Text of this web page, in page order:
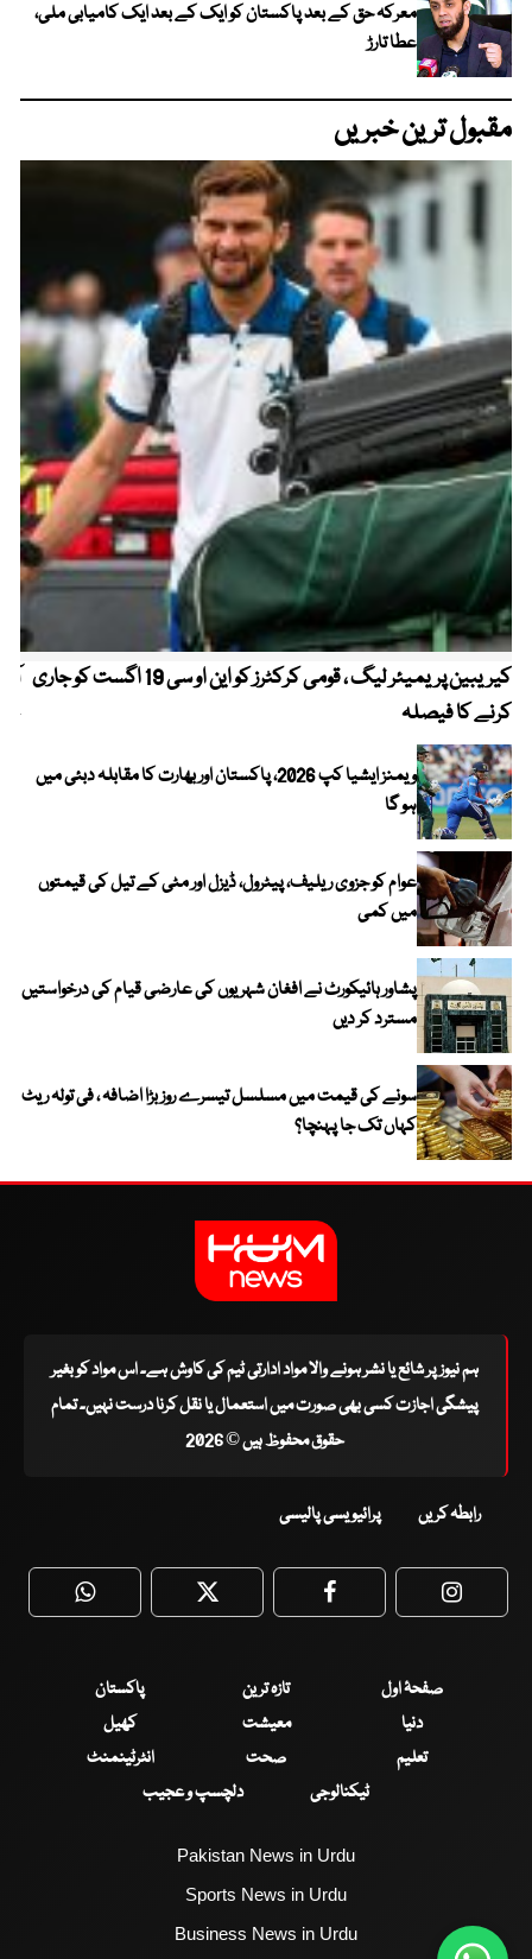
معرکہ حق کے بعد پاکستان کو ایک کے بعد ایک کامیابی ملی،
عطا تارڑ
مقبول ترین خبریں
کیریبین پریمیئر لیگ ، قومی کرکٹرز کو این او سی 19 اگست کو جاری
کرنے کا فیصلہ
ویمنز ایشیا کپ 2026، پاکستان اور بھارت کا مقابلہ دبئی میں
ہو گا
عوام کو جزوی ریلیف، پیٹرول، ڈیزل اور مٹی کے تیل کی قیمتوں
میں کمی
پشاور ہائیکورٹ نے افغان شہریوں کی عارضی قیام کی درخواستیں
مسترد کر دیں
سونے کی قیمت میں مسلسل تیسرے روز بڑا اضافہ ، فی تولہ ریٹ
کہاں تک جا پہنچا؟
ہم نیوز پر شائع یا نشر ہونے والا مواد ادارتی ٹیم کی کاوش ہے۔ اس مواد کو بغیر
پیشگی اجازت کسی بھی صورت میں استعمال یا نقل کرنا درست نہیں۔ تمام
حقوق محفوظ ہیں © 2026
رابطہ کریں پرائیویسی پالیسی
WhatsApp Twitter Facebook
صفحۂ اول تازہ ترین
پاکستان
دنیا
معیشت
کھیل
تعلیم
صحت
انٹرٹینمنٹ
ٹیکنالوجی
دلچسپ و عجیب
Pakistan News in Urdu
Sports News in Urdu
Business News in Urdu